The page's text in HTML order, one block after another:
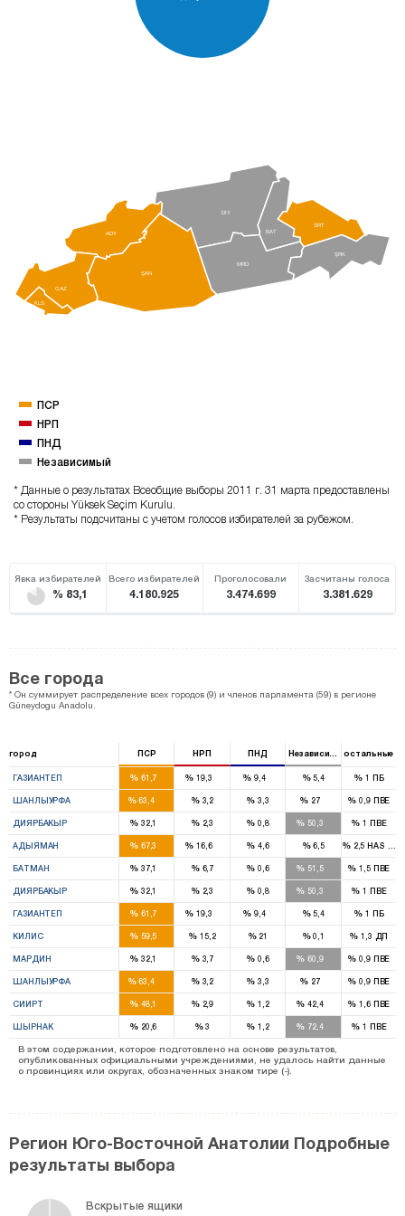
ADY
DİY
GAZ
MRD
SRT
ŞAN
BAT
ŞRK
KLS
ПСР
НРП
ПНД
Независимый
* Данные о результатах Всеобщие выборы 2011 г. 31 марта предоставлены
со стороны Yüksek Seçim Kurulu.
* Результаты подсчитаны с учетом голосов избирателей за рубежом.
Явка избирателей
% 83,1
Всего избирателей
4.180.925
Проголосовали
3.474.699
Засчитаны голоса
3.381.629
Все города
* Он суммирует распределение всех городов (9) и членов парламента (59) в регионе
Güneydogu Anadolu.
город ПСР НРП ПНД Независимыйостальные
ГАЗИАНТЕП %61,7
9
% 19,3
2
% 9,4
1
%5,4 %1 ПБ
ШАНЛЫУРФА %63,4 %3,2 % 3,3 % 27 % 0,9 ПВЕ
ДИЯРБАКЫР %32,1 %2,3 % 0,8 % 50,3 % 1 ПВЕ
АДЫЯМАН %67,3 % 16,6 % 4,6 %6,5 %2,5HAS
БАТМАН %37,1 %6,7 % 0,6 % 51,5 % 1,5 ПВЕ
ДИЯРБАКЫР %32,1 %2,3 % 0,8 % 50,3 % 1 ПВЕ
ГАЗИАНТЕП %61,7 % 19,3 % 9,4 %5,4 %1 ПБ
КИЛИС %59,5 % 15,2 %21 %0,1 % 1,3 ДП
МАРДИН %32,1 %3,7 % 0,6 % 60,9 % 0,9 ПВЕ
ШАНЛЫУРФА %63,4 %3,2 % 3,3 % 27 % 0,9 ПВЕ
СИИРТ %48,1 %2,9 % 1,2 % 42,4 % 1,6 ПВЕ
ШЫРНАК %20,6 %3 % 1,2 % 72,4 % 1 ПВЕ
В этом содержании, которое подготовлено на основе результатов,
опубликованных официальными учреждениями, не удалось найти данные
о провинциях или округах, обозначенных знаком тире (-).
Регион Юго-Восточной Анатолии Подробные
результаты выбора
Вскрытые ящики